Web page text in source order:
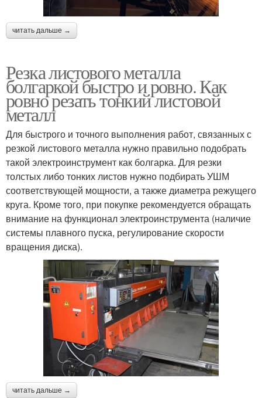
читать дальше →
Резка листового металла
болгаркой быстро и ровно. Как
ровно резать тонкий листовой
металл
Для быстрого и точного выполнения работ, связанных с
резкой листового металла нужно правильно подобрать
такой электроинструмент как болгарка. Для резки
толстых либо тонких листов нужно подбирать УШМ
соответствующей мощности, а также диаметра режущего
круга. Кроме того, при покупке рекомендуется обращать
внимание на функционал электроинструмента (наличие
системы плавного пуска, регулирование скорости
вращения диска).
читать дальше →